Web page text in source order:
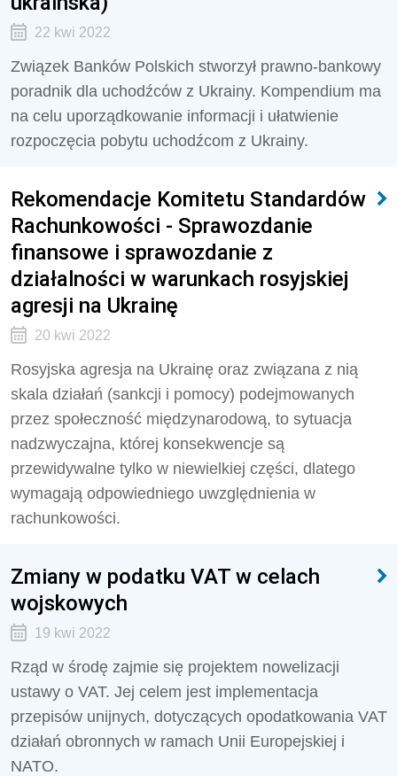
22 kwi 2022
Związek Banków Polskich stworzył prawno-bankowy
poradnik dla uchodźców z Ukrainy. Kompendium ma
na celu uporządkowanie informacji i ułatwienie
rozpoczęcia pobytu uchodźcom z Ukrainy.
Rekomendacje Komitetu Standardów
Rachunkowości - Sprawozdanie
finansowe i sprawozdanie z
działalności w warunkach rosyjskiej
agresji na Ukrainę
20 kwi 2022
Rosyjska agresja na Ukrainę oraz związana z nią
skala działań (sankcji i pomocy) podejmowanych
przez społeczność międzynarodową, to sytuacja
nadzwyczajna, której konsekwencje są
przewidywalne tylko w niewielkiej części, dlatego
wymagają odpowiedniego uwzględnienia w
rachunkowości.
Zmiany w podatku VAT w celach
wojskowych
19 kwi 2022
Rząd w środę zajmie się projektem nowelizacji
ustawy o VAT. Jej celem jest implementacja
przepisów unijnych, dotyczących opodatkowania VAT
działań obronnych w ramach Unii Europejskiej i
NATO.